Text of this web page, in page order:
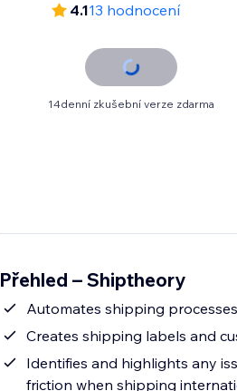
4.113 hodnocení
14denní zkušební verze zdarma
Přehled – Shiptheory
Automates shipping
Creates shipping labels and
Identifies and highlights any
friction when shipping